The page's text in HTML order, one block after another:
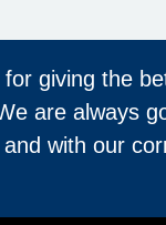
giving the
are always
with our